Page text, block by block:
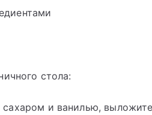
стола:
и ванилью,